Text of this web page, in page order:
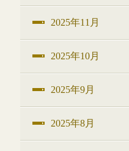
2025年11月
2025年10月
2025年9月
2025年8月